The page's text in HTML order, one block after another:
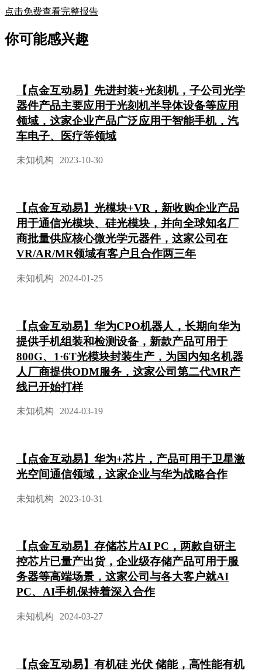
点击免费查看完整报告
你可能感兴趣
【点金互动易】先进封装+光刻机，子公司光学
器件产品主要应用于光刻机半导体设备等应用
领域，这家企业产品广泛应用于智能手机，汽
车电子、医疗等领域
未知机构 2023-10-30
【点金互动易】光模块+VR，新收购企业产品
用于通信光模块、硅光模块，并向全球知名厂
商批量供应核心微光学元器件，这家公司在
VR/AR/MR领域有客户且合作两三年
未知机构 2024-01-25
【点金互动易】华为CPO机器人，长期向华为
提供手机组装和检测设备，新款产品可用于
800G、1·6T光模块封装生产，为国内知名机器
人厂商提供ODM服务，这家公司第二代MR产
线已开始打样
未知机构 2024-03-19
【点金互动易】华为+芯片，产品可用于卫星激
光空间通信领域，这家企业与华为战略合作
未知机构 2023-10-31
【点金互动易】存储芯片AI PC，两款自研主
控芯片已量产出货，企业级存储产品可用于服
务器等高端场景，这家公司与各大客户就AI
PC、AI手机保持着深入合作
未知机构 2024-03-27
【点金互动易】有机硅 光伏 储能，高性能有机